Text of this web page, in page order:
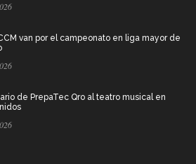
van por el campeonato en liga mayor de
de PrepaTec Qro al teatro musical en